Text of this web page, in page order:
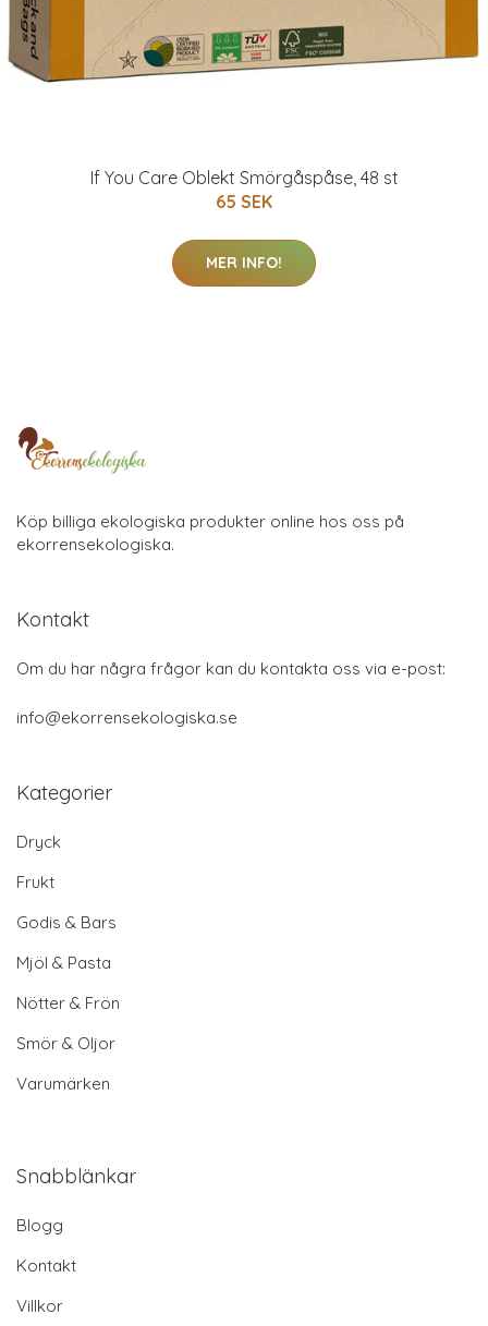
If You Care Oblekt Smörgåspåse, 48 st
65 SEK
MER INFO!
Köp billiga ekologiska produkter online hos oss på
ekorrensekologiska.
Kontakt
Om du har några frågor kan du kontakta oss via e-post:
info@ekorrensekologiska.se
Kategorier
Dryck
Frukt
Godis & Bars
Mjöl & Pasta
Nötter & Frön
Smör & Oljor
Varumärken
Snabblänkar
Blogg
Kontakt
Villkor